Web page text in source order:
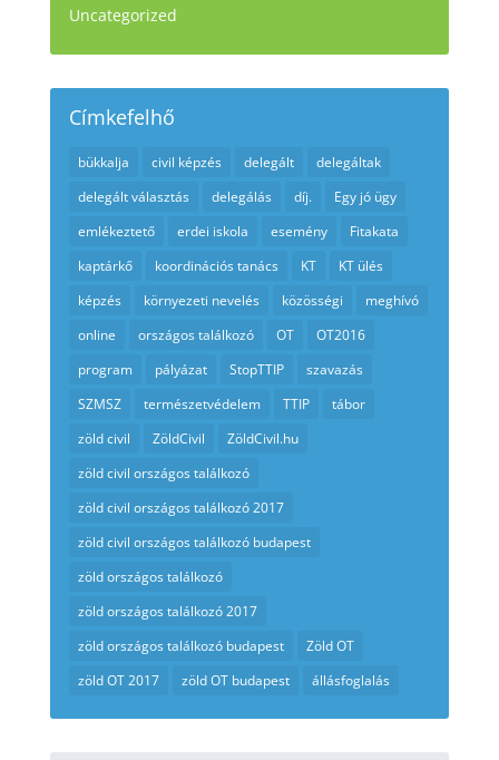
Uncategorized
Címkefelhő
bükkalja civil képzés delegált
delegáltak
delegált választás
delegálás díj.
Egy jó ügy
emlékeztető
erdei iskola esemény
Fitakata
kaptárkő
koordinációs tanács KT
KT ülés
képzés
környezeti nevelés közösségi
meghívó
online
országos találkozó OT
OT2016
program
pályázat StopTTIP
szavazás
SZMSZ
természetvédelem TTIP
tábor
zöld civil
ZöldCivil
ZöldCivil.hu
zöld civil országos találkozó
zöld civil országos találkozó 2017
zöld civil országos találkozó budapest
zöld országos találkozó
zöld országos találkozó 2017
zöld országos találkozó budapest
Zöld OT
zöld OT 2017
zöld OT budapest állásfoglalás